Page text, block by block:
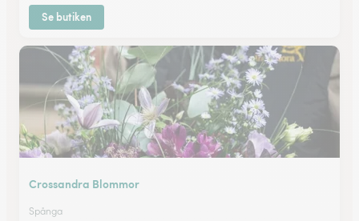
Se butiken
Crossandra Blommor
Spånga